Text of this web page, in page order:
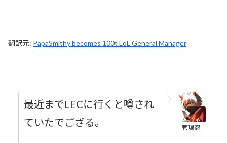
翻訳元: PapaSmithy becomes 100t LoL General Manager
管理忍
最近までLECに行くと噂され
ていたでござる。